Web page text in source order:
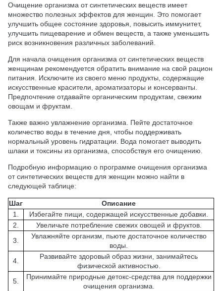
Очищение организма от синтетических веществ имеет
множество полезных эффектов для женщин. Это помогает
улучшить общее состояние здоровья, повысить иммунитет,
улучшить пищеварение и обмен веществ, а также уменьшить
риск возникновения различных заболеваний.
Для начала очищения организма от синтетических веществ
женщинам рекомендуется обратить внимание на свой рацион
питания. Исключите из своего меню продукты, содержащие
искусственные красители, ароматизаторы и консерванты.
Предпочтение отдавайте органическим продуктам, свежим
овощам и фруктам.
Также важно увлажнение организма. Пейте достаточное
количество воды в течение дня, чтобы поддерживать
нормальный уровень гидратации. Вода помогает выводить
шлаки и токсины из организма, способствуя его очищению.
Подробную информацию о программе очищения организма
от синтетических веществ для женщин можно найти в
следующей таблице:
Шаг
Описание
1.
Избегайте пищи, содержащей искусственные добавки.
2.
Увеличьте потребление свежих овощей и фруктов.
3.
Увлажняйте организм, пьюте достаточное количество
воды.
4.
Развивайте здоровый образ жизни, занимайтесь
физической активностью.
5.
Принимайте природные детокс-средства для поддержки
очищения организма.